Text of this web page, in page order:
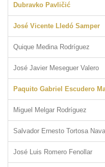
Dubravko Pavličić
José Vicente Lledó Samper
Quique Medina Rodríguez
José Javier Meseguer Valero
Paquito Gabriel Escudero
Miguel Melgar Rodríguez
Salvador Ernesto Tortosa
José Luis Romero Fenollar